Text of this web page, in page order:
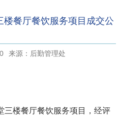
餐厅餐饮服务项目成交公
来源：后勤管理处
三楼餐厅餐饮服务项目 ，经评